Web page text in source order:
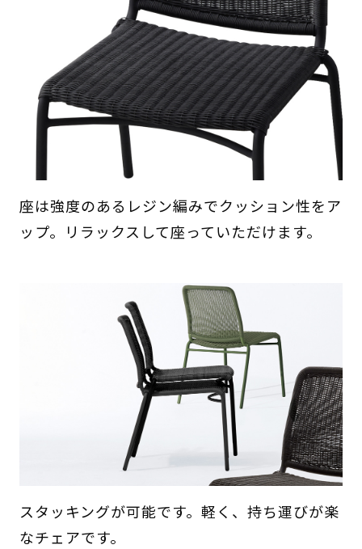
座は強度のあるレジン編みでクッション性をア
ップ。リラックスして座っていただけます。
スタッキングが可能です。軽く、持ち運びが楽
なチェアです。